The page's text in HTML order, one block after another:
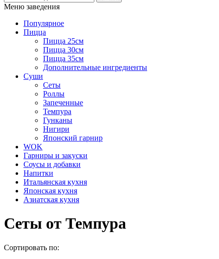
Меню заведения
Популярное
Пицца
Пицца 25см
Пицца 30см
Пицца 35см
Дополнительные ингредиенты
Суши
Сеты
Роллы
Запеченные
Темпура
Гунканы
Нигири
Японский гарнир
WOK
Гарниры и закуски
Соусы и добавки
Напитки
Итальянская кухня
Японская кухня
Азиатская кухня
Сеты от Темпура
Сортировать по: